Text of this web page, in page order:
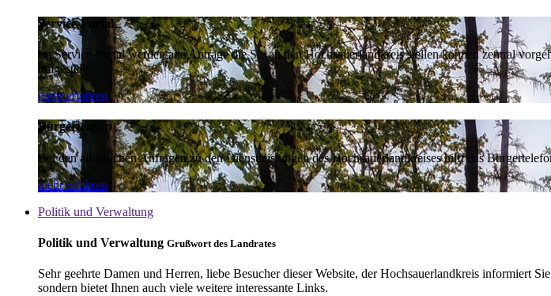
Service-Portal
Im Service-Portal werden alle Anträge die Sie an den Hochsauerlandkreis stellen können zentral
umgestellt.
mehr erfahren
Bürgertelefon
Bei den alltäglichen Anfragen zu den Dienstleistungen des Hochsauerlandkreises hilft das
mehr erfahren
Politik und Verwaltung
Politik und Verwaltung Grußwort des Landrates
Sehr geehrte Damen und Herren, liebe Besucher dieser Website, der Hochsauerlandkreis informiert
sondern bietet Ihnen auch viele weitere interessante Links.